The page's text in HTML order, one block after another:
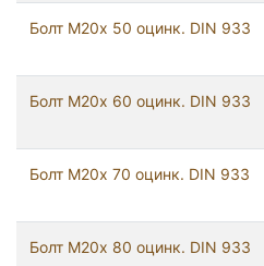
Болт М20х 50 оцинк. DIN 933
Болт М20х 60 оцинк. DIN 933
Болт М20х 70 оцинк. DIN 933
Болт М20х 80 оцинк. DIN 933